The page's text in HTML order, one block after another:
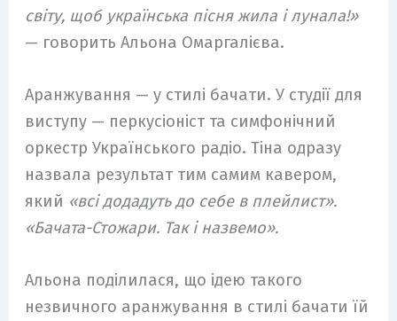
світу, щоб українська пісня жила і лунала!»
— говорить Альона Омаргалієва.
Аранжування — у стилі бачати. У студії для
виступу — перкусіоніст та симфонічний
оркестр Українського радіо. Тіна одразу
назвала результат тим самим кавером,
який «всі додадуть до себе в плейлист».
«Бачата-Стожари. Так і назвемо».
Альона поділилася, що ідею такого
незвичного аранжування в стилі бачати їй